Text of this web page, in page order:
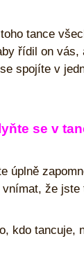
tance
řídil on vás,
spojíte v
se v
úplně
že jste
kdo tancuje,